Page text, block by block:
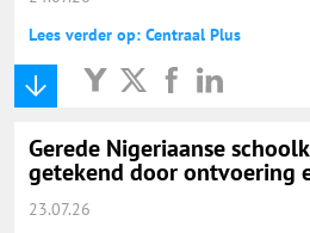
Lees verder op: Centraal Plus
Gerede Nigeriaanse
getekend door ontvoering
23.07.26